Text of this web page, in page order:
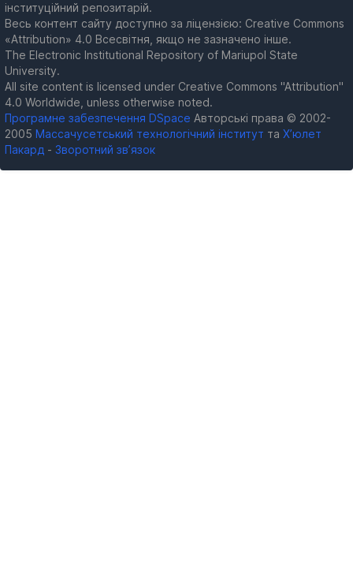
інституційний репозитарій.
Весь контент сайту доступно за ліцензією: Creative Commons
«Attribution» 4.0 Всесвітня, якщо не зазначено інше.
The Electronic Institutional Repository of Mariupol State
University.
All site content is licensed under Creative Commons "Attribution"
4.0 Worldwide, unless otherwise noted.
Програмне забезпечення DSpace Авторські права © 2002-
2005 Массачусетський технологічний інститут та Х’юлет
Пакард - Зворотний зв’язок